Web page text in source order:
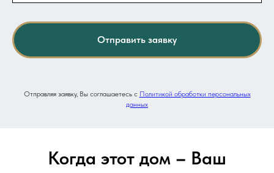
Отправить заявку
Отправляя заявку, Вы соглашаетесь с Политикой обработки персональных
данных
Когда этот дом – Ваш